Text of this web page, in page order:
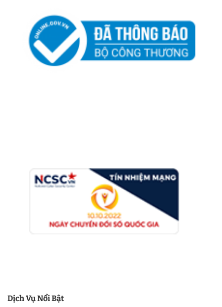
Dịch Vụ Nổi Bật